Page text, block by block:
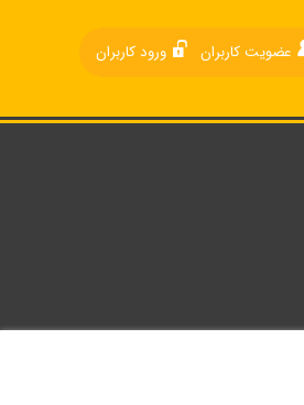
ورود کاربران عضویت کاربران